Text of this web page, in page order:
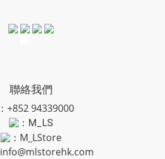
聯絡我們
：+852 94339000
： M_LS
：M_LStore
info@mlstorehk.com